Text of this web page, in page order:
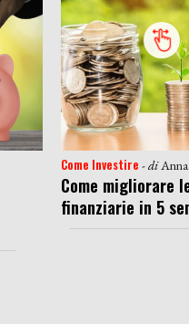
Come Investire - di
Come migliorare
finanziarie in 5